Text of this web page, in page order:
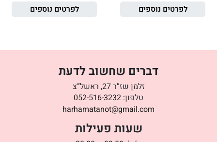
לפרטים נוספים
לפרטים נוספים
דברים שחשוב לדעת
זלמן שז”ר 27, ראשל”צ
טלפון: 052-516-3232
harhamatanot@gmail.com
שעות פעילות